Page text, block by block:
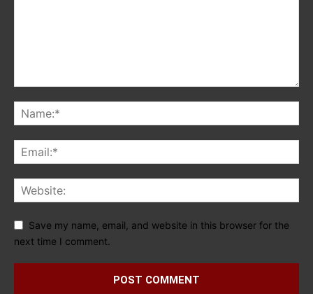
Save my name, email, and website in this browser for the
next time I comment.